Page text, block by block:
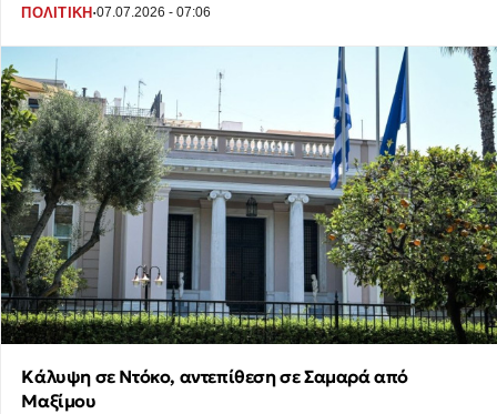
ΠΟΛΙΤΙΚΗ·07.07.2026 - 07:06
Κάλυψη σε Ντόκο, αντεπίθεση σε Σαμαρά από
Μαξίμου